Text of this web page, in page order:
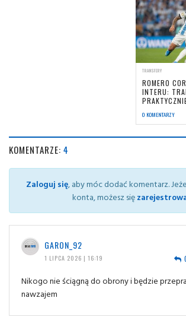
TRANSFERY
ROMERO
INTERU:
0 KOMENTARZY
KOMENTARZE: 4
Zaloguj się, aby móc dodać komentarz.
konta, możesz się
GARON_92
1 LIPCA 2026 | 16:19
Nikogo nie ściągną do obrony i będzie
nawzajem